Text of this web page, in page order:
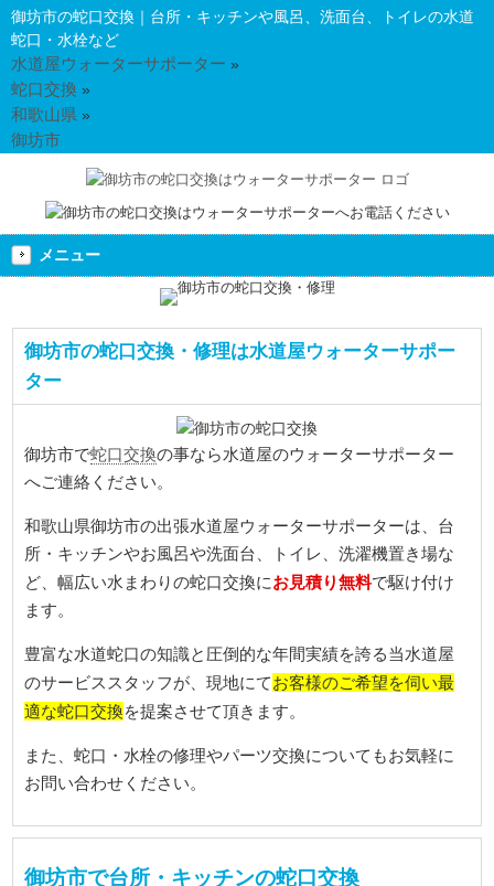
御坊市の蛇口交換｜台所・キッチンや風呂、洗面台、トイレの水道
蛇口・水栓など
水道屋ウォーターサポーター »
蛇口交換 »
和歌山県 »
御坊市
メニュー
御坊市の蛇口交換・修理は水道屋ウォーターサポー
ター
御坊市で蛇口交換の事なら水道屋のウォーターサポーター
へご連絡ください。
和歌山県御坊市の出張水道屋ウォーターサポーターは、台
所・キッチンやお風呂や洗面台、トイレ、洗濯機置き場な
ど、幅広い水まわりの蛇口交換にお見積り無料で駆け付け
ます。
豊富な水道蛇口の知識と圧倒的な年間実績を誇る当水道屋
のサービススタッフが、現地にてお客様のご希望を伺い最
適な蛇口交換を提案させて頂きます。
また、蛇口・水栓の修理やパーツ交換についてもお気軽に
お問い合わせください。
御坊市で台所・キッチンの蛇口交換